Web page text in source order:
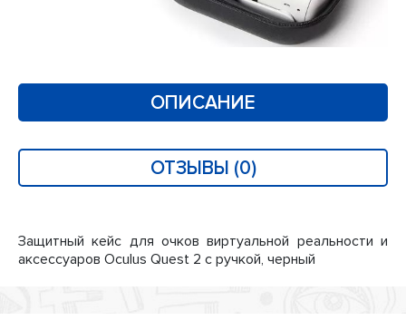
ОПИСАНИЕ
ОТЗЫВЫ (0)
Защитный кейс для очков виртуальной реальности и
аксессуаров Oculus Quest 2 с ручкой, черный